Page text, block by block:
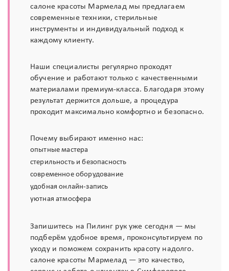
салоне красоты Мармелад мы предлагаем
современные техники, стерильные
инструменты и индивидуальный подход к
каждому клиенту.
Наши специалисты регулярно проходят
обучение и работают только с качественными
материалами премиум-класса. Благодаря этому
результат держится дольше, а процедура
проходит максимально комфортно и безопасно.
Почему выбирают именно нас:
опытные мастера
стерильность и безопасность
современное оборудование
удобная онлайн-запись
уютная атмосфера
Запишитесь на Пилинг рук уже сегодня — мы
подберём удобное время, проконсультируем по
уходу и поможем сохранить красоту надолго.
салоне красоты Мармелад — это качество,